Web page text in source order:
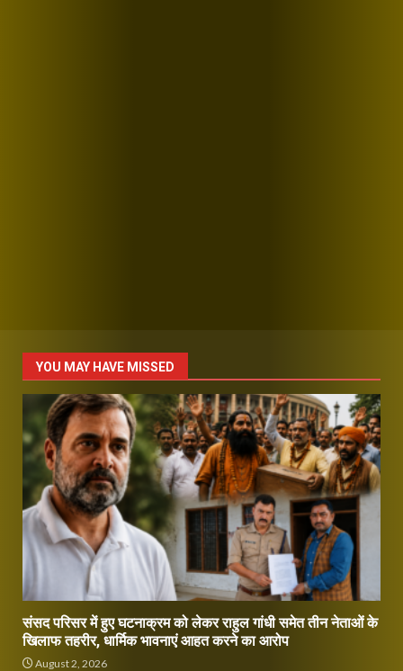
YOU MAY HAVE MISSED
संसद परिसर में हुए घटनाक्रम को लेकर राहुल गांधी समेत तीन नेताओं के
खिलाफ तहरीर, धार्मिक भावनाएं आहत करने का आरोप
August 2, 2026